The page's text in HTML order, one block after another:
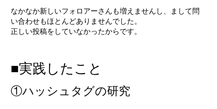
なかなか新しいフォロアーさんも増えませんし、まして問
い合わせもほとんどありませんでした。
正しい投稿をしていなかったからです。
■実践したこと
①ハッシュタグの研究